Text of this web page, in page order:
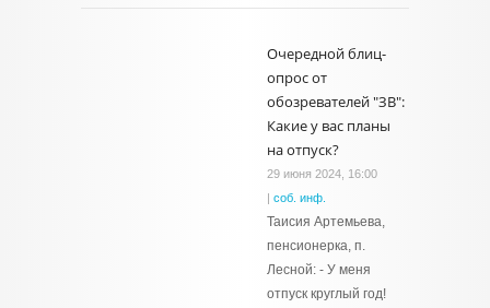
Очередной блиц-
опрос от
обозревателей "ЗВ":
Какие у вас планы
на отпуск?
29 июня 2024, 16:00
| соб. инф.
Таисия Артемьева,
пенсионерка, п.
Лесной: - У меня
отпуск круглый год!